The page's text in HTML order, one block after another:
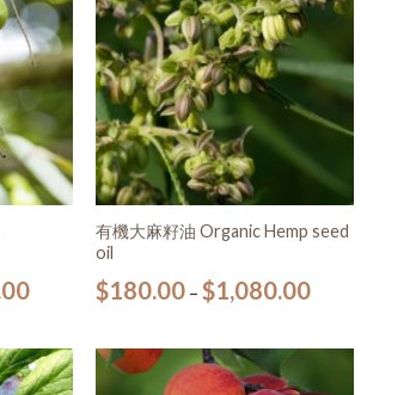
加入
願望
清單
加入
有機大麻籽油 Organic Hemp seed
oil
$180.00 –$1,080.00